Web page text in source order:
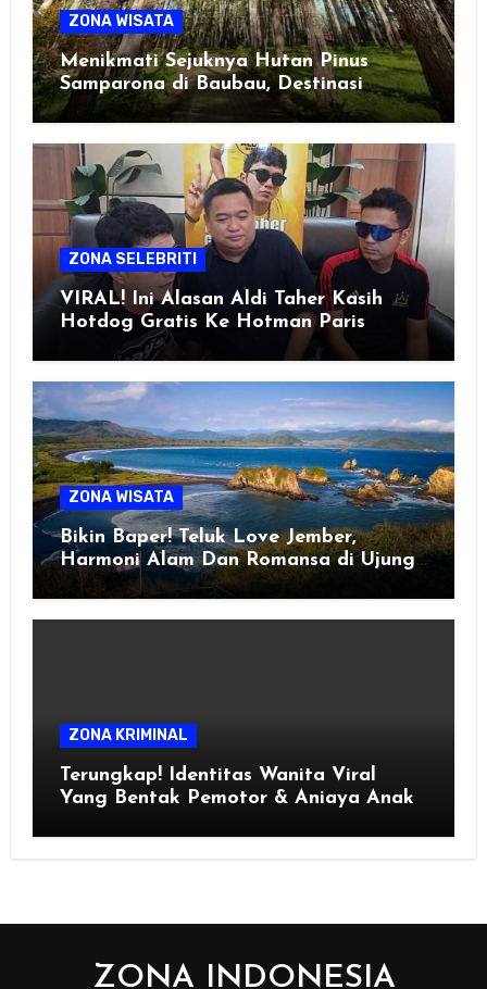
ZONA WISATA
Menikmati Sejuknya Hutan Pinus
Samparona di Baubau, Destinasi
Healing Favorit!
ZONA SELEBRITI
VIRAL! Ini Alasan Aldi Taher Kasih
Hotdog Gratis Ke Hotman Paris
ZONA WISATA
Bikin Baper! Teluk Love Jember,
Harmoni Alam Dan Romansa di Ujung
Selatan Jawa
ZONA KRIMINAL
Terungkap! Identitas Wanita Viral
Yang Bentak Pemotor & Aniaya Anak
ZONA INDONESIA